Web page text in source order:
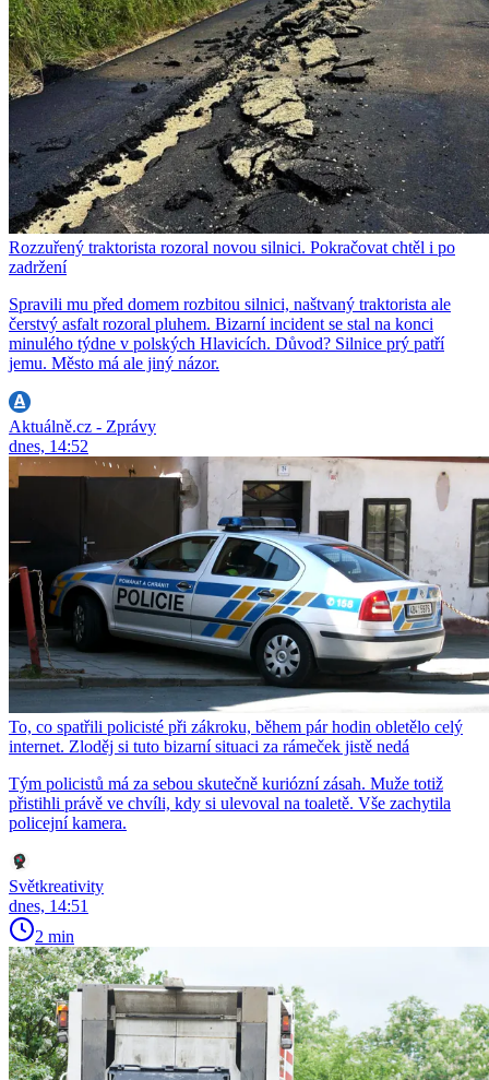
Rozzuřený traktorista rozoral novou silnici. Pokračovat chtěl i po
zadržení
Spravili mu před domem rozbitou silnici, naštvaný traktorista ale
čerstvý asfalt rozoral pluhem. Bizarní incident se stal na konci
minulého týdne v polských Hlavicích. Důvod? Silnice prý patří
jemu. Město má ale jiný názor.
Aktuálně.cz - Zprávy
dnes, 14:52
To, co spatřili policisté při zákroku, během pár hodin obletělo celý
internet. Zloděj si tuto bizarní situaci za rámeček jistě nedá
Tým policistů má za sebou skutečně kuriózní zásah. Muže totiž
přistihli právě ve chvíli, kdy si ulevoval na toaletě. Vše zachytila
policejní kamera.
Světkreativity
dnes, 14:51
2 min